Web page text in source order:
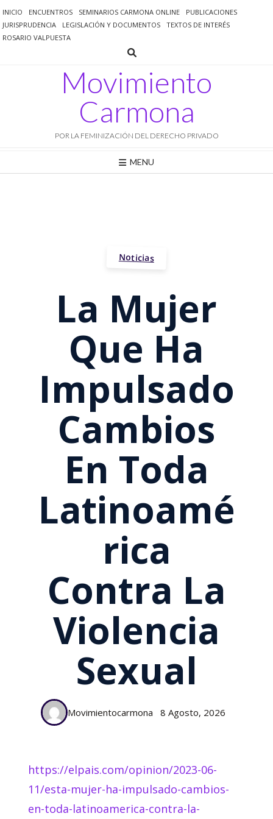
al
contenido
INICIO ENCUENTROS SEMINARIOS CARMONA ONLINE
PUBLICACIONES
JURISPRUDENCIA
LEGISLACIÓN Y DOCUMENTOS
TEXTOS DE INTERÉS
ROSARIO VALPUESTA
Movimiento
Carmona
POR LA FEMINIZACIÓN DEL DERECHO PRIVADO
MENU
Noticias
La Mujer
Que Ha
Impulsado
Cambios
En Toda
Latinoamé
Rica
Contra La
Violencia
Sexual
Movimientocarmona 8 Agosto, 2026
https://elpais.com/opinion/2023-06-
11/esta-mujer-ha-impulsado-cambios-
en-toda-latinoamerica-contra-la-